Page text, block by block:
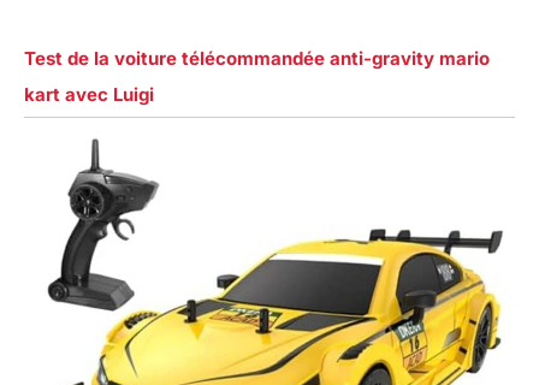
Test de la voiture télécommandée anti-gravity mario
kart avec Luigi